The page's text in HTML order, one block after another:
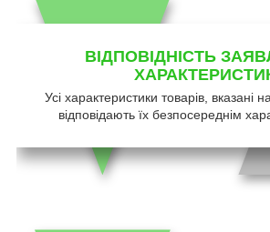
ВІДПОВІДНІСТЬ
Усі характеристики товарів, вказані
відповідають їх безпосереднім